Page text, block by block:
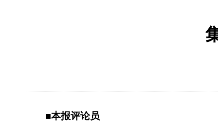
■本报评论员